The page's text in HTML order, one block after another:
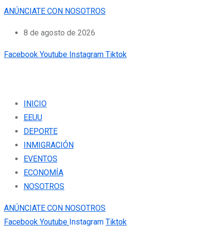
ANÚNCIATE CON NOSOTROS
8 de agosto de 2026
Facebook Youtube Instagram Tiktok
INICIO
EEUU
DEPORTE
INMIGRACIÓN
EVENTOS
ECONOMÍA
NOSOTROS
ANÚNCIATE CON NOSOTROS
Facebook Youtube Instagram Tiktok